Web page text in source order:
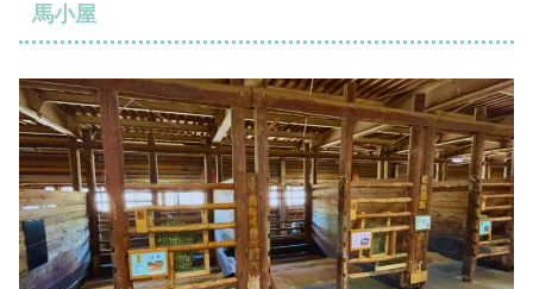
馬小屋